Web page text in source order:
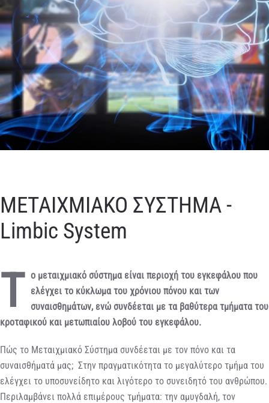
ΜΕΤΑΙΧΜΙΑΚΟ ΣΥΣΤΗΜΑ -
Limbic System
Τ ο μεταιχμιακό σύστημα είναι περιοχή του εγκεφάλου που
ελέγχει το κύκλωμα του χρόνιου πόνου και των
συναισθημάτων, ενώ συνδέεται με τα βαθύτερα τμήματα του
κροταφικού και μετωπιαίου λοβού του εγκεφάλου.
Πώς το Μεταιχμιακό Σύστημα συνδέεται με τον πόνο και τα
συναισθήματά μας; Στην πραγματικότητα το μεγαλύτερο τμήμα του
ελέγχει το υποσυνείδητο και λιγότερο το συνειδητό του ανθρώπου.
Περιλαμβάνει πολλά επιμέρους τμήματα: την αμυγδαλή, τον